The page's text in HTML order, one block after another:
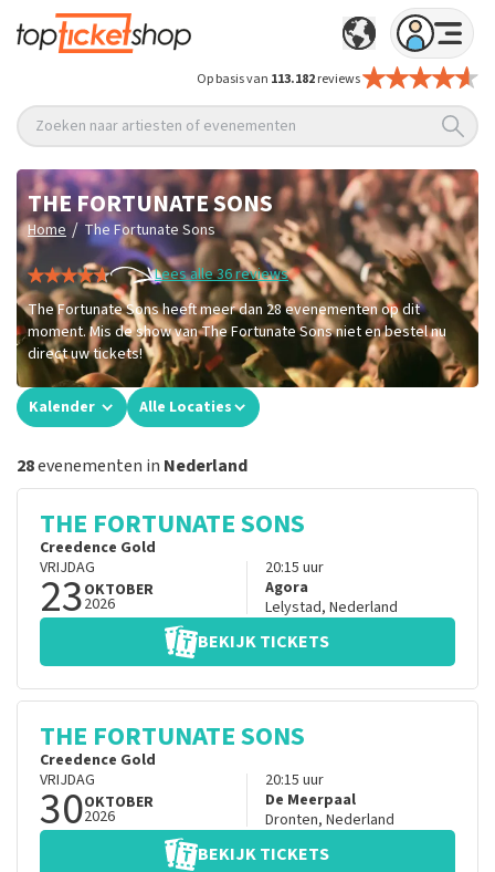
Op basis van 113.182reviews
Zoeken naar artiesten of evenementen
THE FORTUNATE SONS
Home / The Fortunate Sons
Lees alle 36 reviews
The Fortunate Sons heeft meer dan 28 evenementen op dit
moment. Mis de show van The Fortunate Sons niet en bestel nu
direct uw tickets!
Kalender Alle Locaties
28evenementen in Nederland
THE FORTUNATE SONS
Creedence Gold
VRIJDAG
23OKTOBER
2026
20:15 uur
Agora
Lelystad, Nederland
BEKIJK TICKETS
THE FORTUNATE SONS
Creedence Gold
VRIJDAG
30OKTOBER
2026
20:15 uur
De Meerpaal
Dronten, Nederland
BEKIJK TICKETS